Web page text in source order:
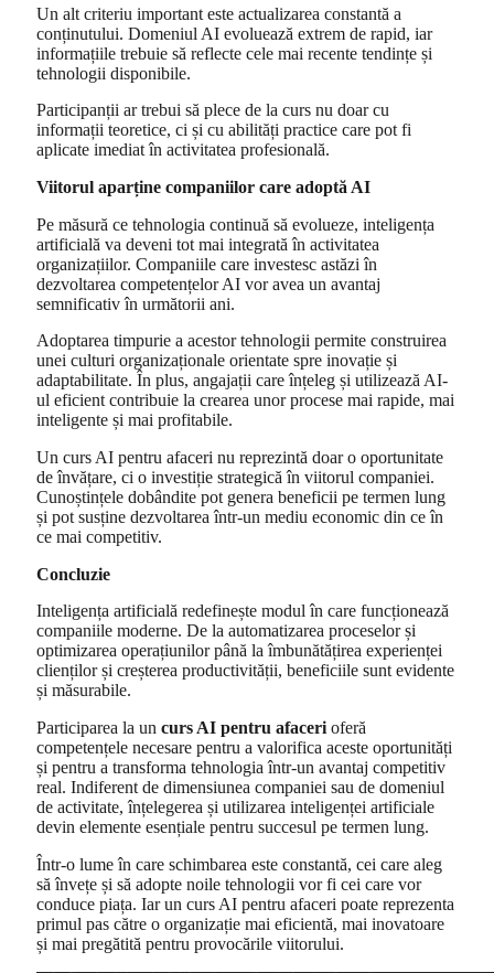
Un alt criteriu important este actualizarea constantă a
conținutului. Domeniul AI evoluează extrem de rapid, iar
informațiile trebuie să reflecte cele mai recente tendințe și
tehnologii disponibile.
Participanții ar trebui să plece de la curs nu doar cu
informații teoretice, ci și cu abilități practice care pot fi
aplicate imediat în activitatea profesională.
Viitorul aparține companiilor care adoptă AI
Pe măsură ce tehnologia continuă să evolueze, inteligența
artificială va deveni tot mai integrată în activitatea
organizațiilor. Companiile care investesc astăzi în
dezvoltarea competențelor AI vor avea un avantaj
semnificativ în următorii ani.
Adoptarea timpurie a acestor tehnologii permite construirea
unei culturi organizaționale orientate spre inovație și
adaptabilitate. În plus, angajații care înțeleg și utilizează AI-
ul eficient contribuie la crearea unor procese mai rapide, mai
inteligente și mai profitabile.
Un curs AI pentru afaceri nu reprezintă doar o oportunitate
de învățare, ci o investiție strategică în viitorul companiei.
Cunoștințele dobândite pot genera beneficii pe termen lung
și pot susține dezvoltarea într-un mediu economic din ce în
ce mai competitiv.
Concluzie
Inteligența artificială redefinește modul în care funcționează
companiile moderne. De la automatizarea proceselor și
optimizarea operațiunilor până la îmbunătățirea experienței
clienților și creșterea productivității, beneficiile sunt evidente
și măsurabile.
Participarea la un curs AI pentru afaceri oferă
competențele necesare pentru a valorifica aceste oportunități
și pentru a transforma tehnologia într-un avantaj competitiv
real. Indiferent de dimensiunea companiei sau de domeniul
de activitate, înțelegerea și utilizarea inteligenței artificiale
devin elemente esențiale pentru succesul pe termen lung.
Într-o lume în care schimbarea este constantă, cei care aleg
să învețe și să adopte noile tehnologii vor fi cei care vor
conduce piața. Iar un curs AI pentru afaceri poate reprezenta
primul pas către o organizație mai eficientă, mai inovatoare
și mai pregătită pentru provocările viitorului.